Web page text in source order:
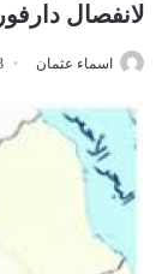
لانفصال
اسماء عثمان